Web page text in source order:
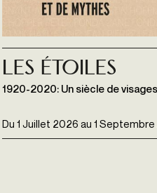
Du 1 Juillet 2026 au 1
Les étoiles
1920-2020: Un siècle de